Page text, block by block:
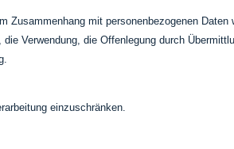
Zusammenhang mit personenbezogenen Daten
Verwendung, die Offenlegung durch
einzuschränken.